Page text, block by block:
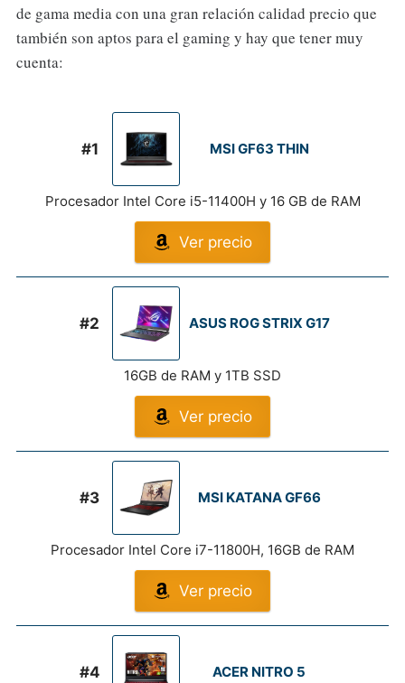
de gama media con una gran relación calidad precio que
también son aptos para el gaming y hay que tener muy
cuenta:
#1 MSI GF63 THIN
Procesador Intel Core i5-11400H y 16 GB de RAM
Ver precio
#2 ASUS ROG STRIX G17
16GB de RAM y 1TB SSD
Ver precio
#3 MSI KATANA GF66
Procesador Intel Core i7-11800H, 16GB de RAM
Ver precio
#4 ACER NITRO 5